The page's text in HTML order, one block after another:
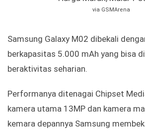
via GSMArena
Samsung Galaxy M02 dibekali
berkapasitas 5.000 mAh yang bisa
beraktivitas seharian.
Performanya ditenagai Chipset
kamera utama 13MP dan kamera
kemara depannya Samsung